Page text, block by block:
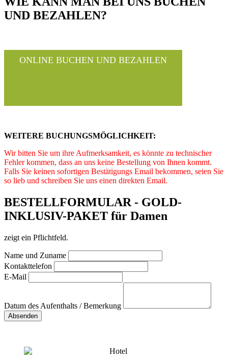
UND BEZAHLEN?
ONLINE BUCHEN UND BEZAHLEN
WEITERE BUCHUNGSMÖGLICHKEIT:
Wir bitten Sie um ihre Aufmerksamkeit, es könnte zu technischer
Fehler kommen, dass an uns keine Bestellung von Ihnen kommt.
Falls Sie keinen sofortigen Bestätigungs Email bekommen, seien Sie
so lieb und schreiben Sie uns einen direkten Email.
BESTELLFORMULAR - GOLD-
INKLUSIV-PAKET für Damen
zeigt ein Pflichtfeld.
Name und Zuname
Kontakttelefon
E-Mail
Datum des Aufenthalts / Bemerkung
Absenden